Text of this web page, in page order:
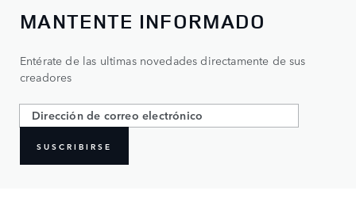
MANTENTE INFORMADO
Entérate de las ultimas novedades directamente de sus
creadores
SUSCRIBIRSE